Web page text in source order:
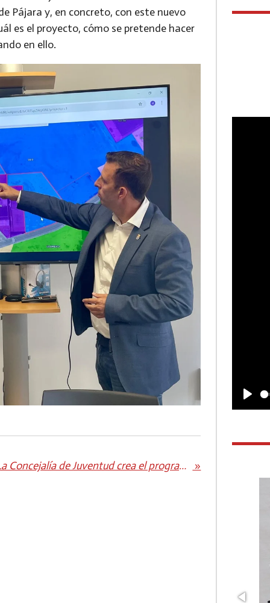
Pájara y, en concreto, con este nuevo
es el proyecto, cómo se pretende hacer
en ello.
La Concejalía de Juventud crea el programa ‘Pájara Baila’ »
P
a